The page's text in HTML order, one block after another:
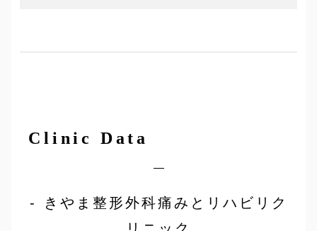
Clinic Data
きやま整形外科痛みとリハビリク